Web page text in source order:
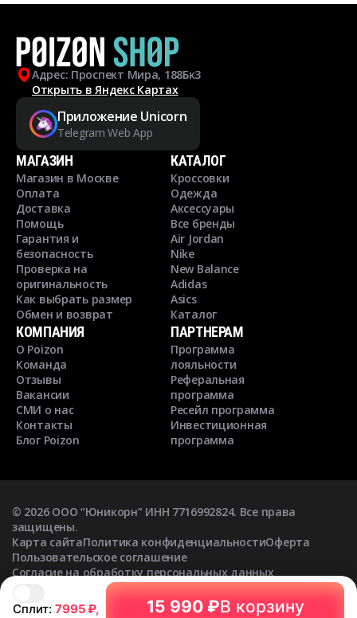
Сплит: 7995₽,
15 990 ₽В корзину
Адрес: Проспект Мира, 188Бк3
Открыть в Яндекс Картах
Приложение Unicorn
Telegram Web App
МАГАЗИН
Магазин в Москве
Оплата
Доставка
Помощь
Гарантия и
безопасность
Проверка на
оригинальность
Как выбрать размер
Обмен и возврат
КАТАЛОГ
Кроссовки
Одежда
Аксессуары
Все бренды
Air Jordan
Nike
New Balance
Adidas
Asics
Каталог
КОМПАНИЯ
О Poizon
Команда
Отзывы
Вакансии
СМИ о нас
Контакты
Блог Poizon
ПАРТНЕРАМ
Программа
лояльности
Реферальная
программа
Ресейл программа
Инвестиционная
программа
© 2026ООО “Юникорн” ИНН 7716992824. Все права
защищены.
Карта сайтаПолитика конфиденциальностиОферта
Пользовательское соглашение
Согласие на обработку персональных данных
Согласие на получение рекламных рассылок